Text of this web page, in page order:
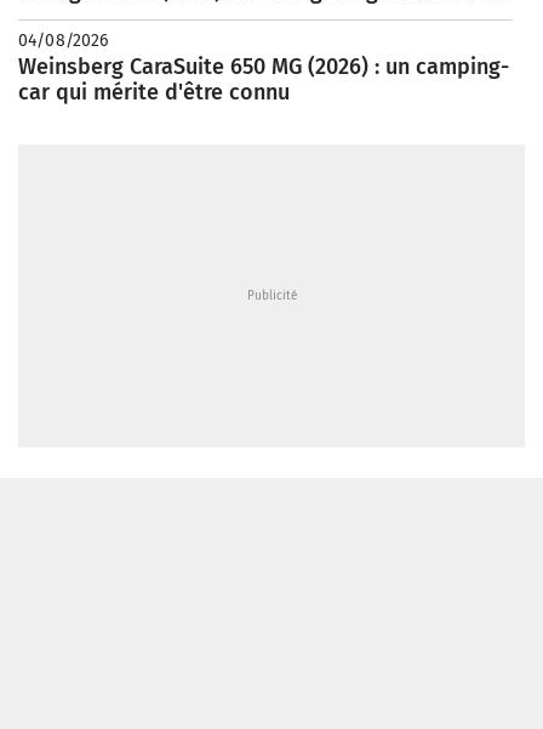
04/08/2026
Weinsberg CaraSuite 650 MG (2026) : un camping-
car qui mérite d'être connu